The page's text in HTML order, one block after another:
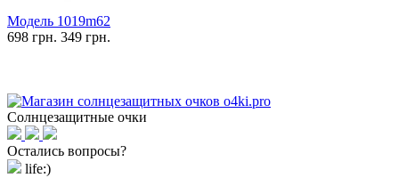
Модель 1019m62
698 грн. 349 грн.
Солнцезащитные очки
Остались вопросы?
life:)